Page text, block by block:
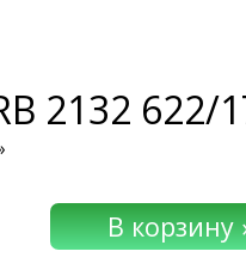
2132 622/